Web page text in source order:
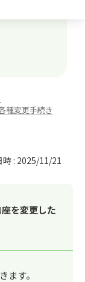
種変更手続き
時 : 2025/11/21
を変更した
ます。